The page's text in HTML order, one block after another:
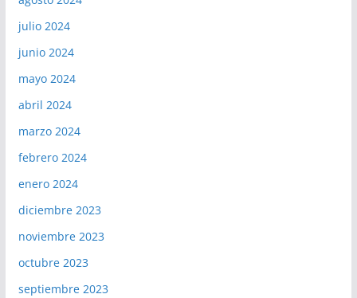
julio 2024
junio 2024
mayo 2024
abril 2024
marzo 2024
febrero 2024
enero 2024
diciembre 2023
noviembre 2023
octubre 2023
septiembre 2023